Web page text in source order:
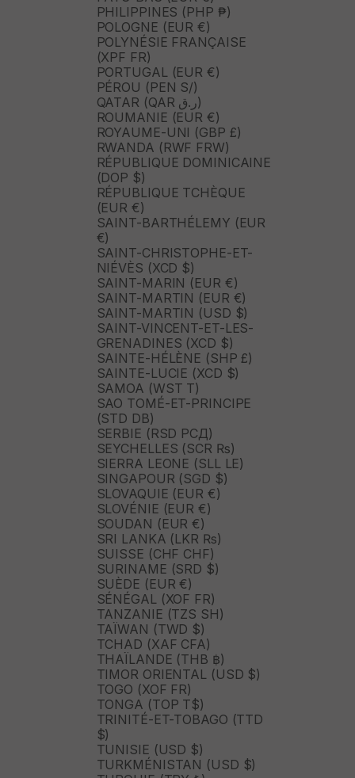
PHILIPPINES (PHP ₱)
POLOGNE (EUR €)
POLYNÉSIE FRANÇAISE
(XPF FR)
PORTUGAL (EUR €)
PÉROU (PEN S/)
QATAR (QAR ر.ق)
ROUMANIE (EUR €)
ROYAUME-UNI (GBP £)
RWANDA (RWF FRW)
RÉPUBLIQUE DOMINICAINE
(DOP $)
RÉPUBLIQUE TCHÈQUE
(EUR €)
SAINT-BARTHÉLEMY (EUR
€)
SAINT-CHRISTOPHE-ET-
NIÉVÈS (XCD $)
SAINT-MARIN (EUR €)
SAINT-MARTIN (EUR €)
SAINT-MARTIN (USD $)
SAINT-VINCENT-ET-LES-
GRENADINES (XCD $)
SAINTE-HÉLÈNE (SHP £)
SAINTE-LUCIE (XCD $)
SAMOA (WST T)
SAO TOMÉ-ET-PRINCIPE
(STD DB)
SERBIE (RSD РСД)
SEYCHELLES (SCR ₨)
SIERRA LEONE (SLL LE)
SINGAPOUR (SGD $)
SLOVAQUIE (EUR €)
SLOVÉNIE (EUR €)
SOUDAN (EUR €)
SRI LANKA (LKR ₨)
SUISSE (CHF CHF)
SURINAME (SRD $)
SUÈDE (EUR €)
SÉNÉGAL (XOF FR)
TANZANIE (TZS SH)
TAÏWAN (TWD $)
TCHAD (XAF CFA)
THAÏLANDE (THB ฿)
TIMOR ORIENTAL (USD $)
TOGO (XOF FR)
TONGA (TOP T$)
TRINITÉ-ET-TOBAGO (TTD
$)
TUNISIE (USD $)
TURKMÉNISTAN (USD $)